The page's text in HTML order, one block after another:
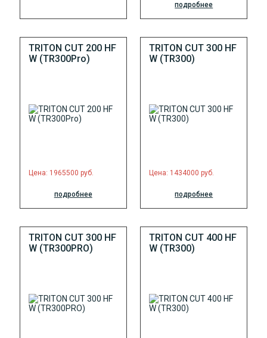
подробнее
TRITON CUT 200 HF
W (TR300Pro)
Цена: 1965500 руб.
подробнее
TRITON CUT 300 HF
W (TR300)
Цена: 1434000 руб.
подробнее
TRITON CUT 300 HF
W (TR300PRO)
TRITON CUT 400 HF
W (TR300)